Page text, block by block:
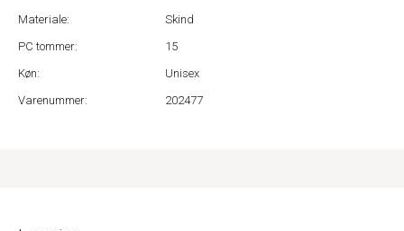
Materiale:
Skind
PC tommer:
15
Køn:
Unisex
Varenummer:
202477